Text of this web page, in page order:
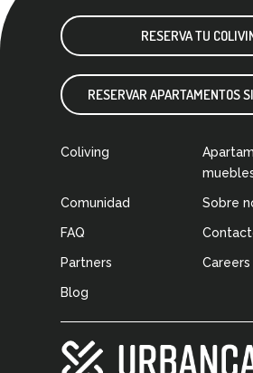
RESERVA TU
RESERVAR APARTAMENTOS
Coliving
Comunidad Sobre
FAQ
Partners Careers
Blog